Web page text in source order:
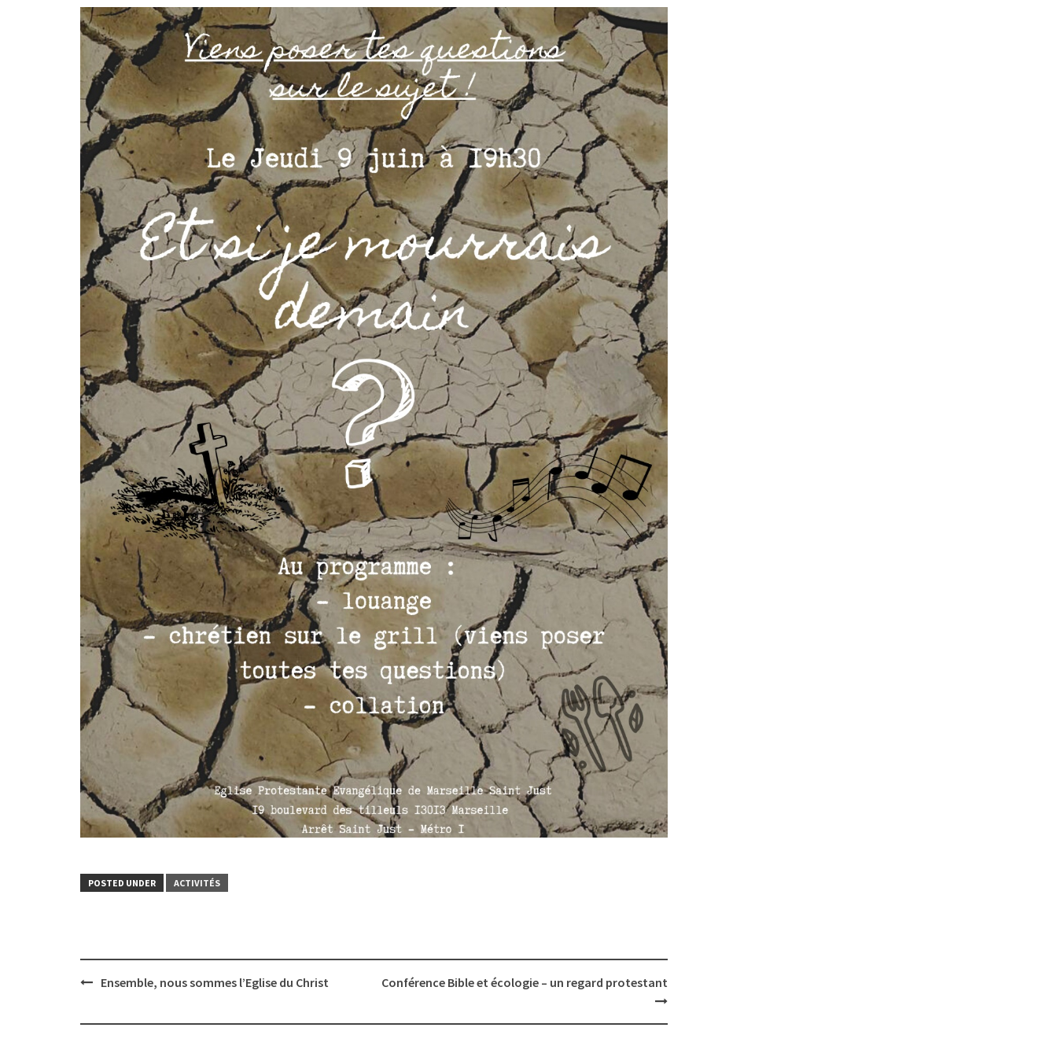
POSTED UNDER ACTIVITÉS
PostEnsemble, nous sommes l’Eglise du Christ Conférence Bible et écologie – un regard protestant